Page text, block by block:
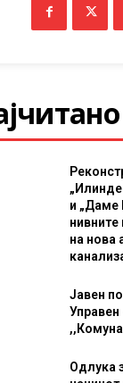
и „Даме
нивните
на нова
Јавен
Одлука